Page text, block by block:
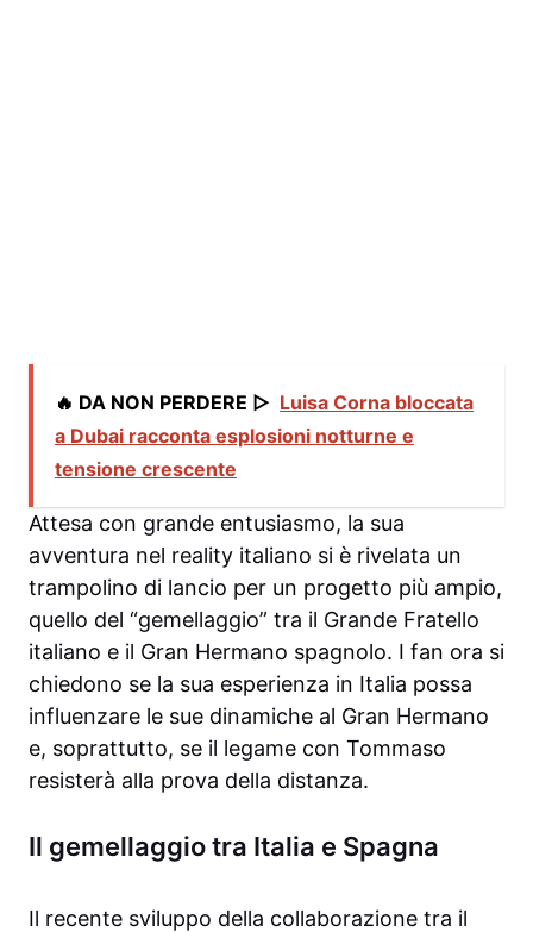
🔥 DA NON PERDERE ▷ Luisa Corna bloccata
a Dubai racconta esplosioni notturne e
tensione crescente
Attesa con grande entusiasmo, la sua
avventura nel reality italiano si è rivelata un
trampolino di lancio per un progetto più ampio,
quello del “gemellaggio” tra il Grande Fratello
italiano e il Gran Hermano spagnolo. I fan ora si
chiedono se la sua esperienza in Italia possa
influenzare le sue dinamiche al Gran Hermano
e, soprattutto, se il legame con Tommaso
resisterà alla prova della distanza.
Il gemellaggio tra Italia e Spagna
Il recente sviluppo della collaborazione tra il